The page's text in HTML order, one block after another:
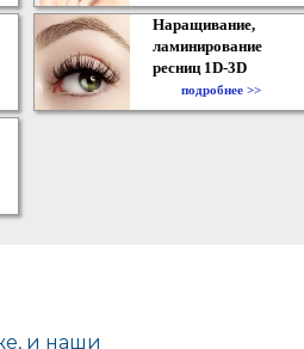
Наращивание,
ламинирование
ресниц 1D-3D
подробнее >>